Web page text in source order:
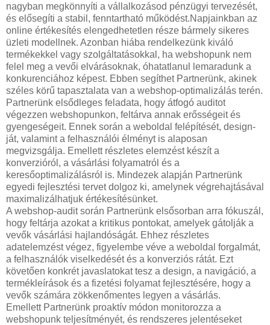
nagyban megkönnyíti a vállalkozásod pénzügyi tervezését,
és elősegíti a stabil, fenntartható működést.Napjainkban az
online értékesítés elengedhetetlen része bármely sikeres
üzleti modellnek. Azonban hiába rendelkezünk kiváló
termékekkel vagy szolgáltatásokkal, ha webshopunk nem
felel meg a vevői elvárásoknak, óhatatlanul lemaradunk a
konkurenciához képest. Ebben segíthet Partnerünk, akinek
széles körű tapasztalata van a webshop-optimalizálás terén.
Partnerünk elsődleges feladata, hogy átfogó auditot
végezzen webshopunkon, feltárva annak erősségeit és
gyengeségeit. Ennek során a weboldal felépítését, design-
ját, valamint a felhasználói élményt is alaposan
megvizsgálja. Emellett részletes elemzést készít a
konverzióról, a vásárlási folyamatról és a
keresőoptimalizálásról is. Mindezek alapján Partnerünk
egyedi fejlesztési tervet dolgoz ki, amelynek végrehajtásával
maximalizálhatjuk értékesítésünket.
A webshop-audit során Partnerünk elsősorban arra fókuszál,
hogy feltárja azokat a kritikus pontokat, amelyek gátolják a
vevők vásárlási hajlandóságát. Ehhez részletes
adatelemzést végez, figyelembe véve a weboldal forgalmát,
a felhasználók viselkedését és a konverziós rátát. Ezt
követően konkrét javaslatokat tesz a design, a navigáció, a
termékleírások és a fizetési folyamat fejlesztésére, hogy a
vevők számára zökkenőmentes legyen a vásárlás.
Emellett Partnerünk proaktív módon monitorozza a
webshopunk teljesítményét, és rendszeres jelentéseket